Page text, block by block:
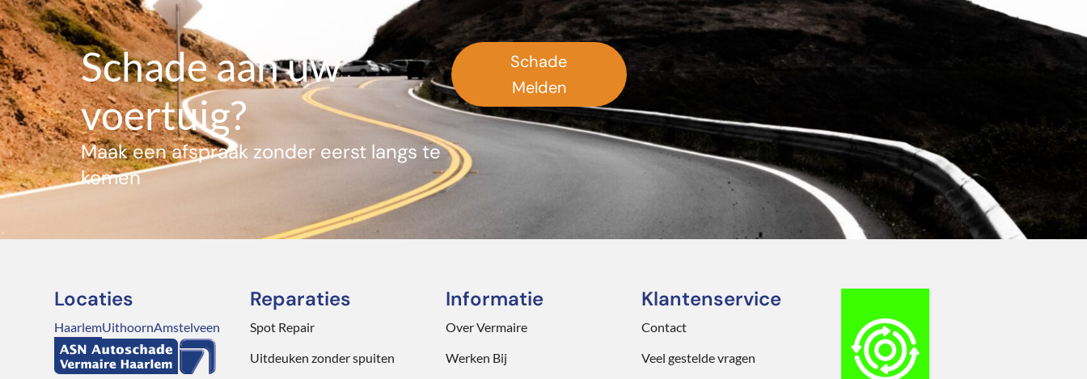
Schade aan uw
voertuig?
Maak een afspraak zonder eerst langs te
komen
Schade
Melden
Locaties
HaarlemUithoornAmstelveen
Reparaties
Spot Repair
Uitdeuken zonder spuiten
Informatie
Over Vermaire
Werken Bij
Klantenservice
Contact
Veel gestelde vragen